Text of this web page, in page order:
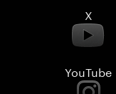
X
YouTube